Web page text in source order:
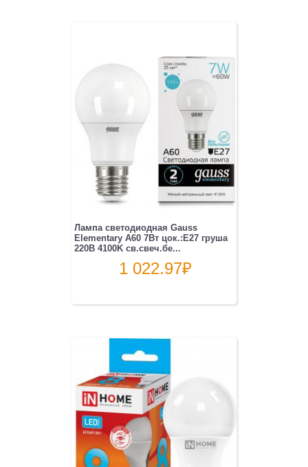
Лампа светодиодная Gauss
Elementary A60 7Вт цок.:E27 груша
220B 4100K св.свеч.бе...
1 022.97₽